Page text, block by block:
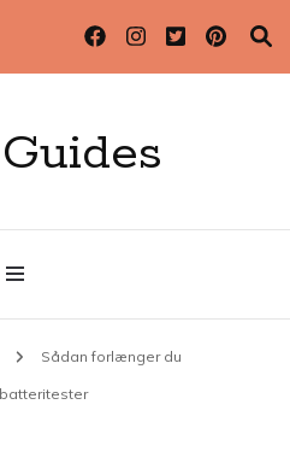
Sådan forlænger du